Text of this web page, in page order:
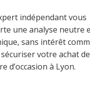
indépendant vous
une analyse neutre
sans intérêt
votre achat de
d’occasion à Lyon.